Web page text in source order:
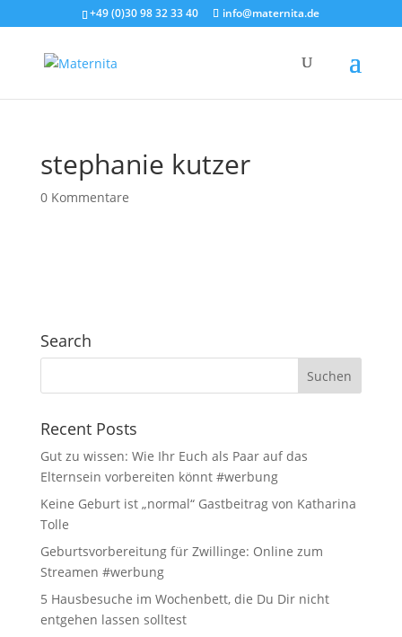
+49 (0)30 98 32 33 40 info@maternita.de
stephanie kutzer
0 Kommentare
Search
Recent Posts
Gut zu wissen: Wie Ihr Euch als Paar auf das
Elternsein vorbereiten könnt #werbung
Keine Geburt ist „normal“ Gastbeitrag von Katharina
Tolle
Geburtsvorbereitung für Zwillinge: Online zum
Streamen #werbung
5 Hausbesuche im Wochenbett, die Du Dir nicht
entgehen lassen solltest